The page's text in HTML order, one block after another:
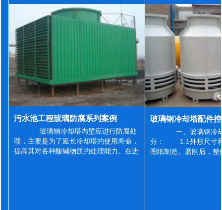
污水池工程玻璃防腐系列案例
玻璃钢冷却塔内壁应进行防腐处
理，主要是为了延长冷却塔的使用寿命，
提高其对各种酸碱物质的处理能力。在进
一、玻璃钢冷
分： 1.1外形尺寸和
图纸制造。磨削后，